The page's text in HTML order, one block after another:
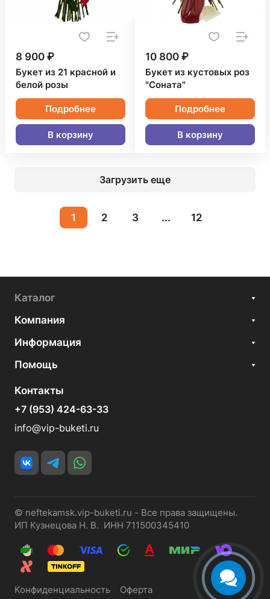
8 900 ₽
Букет из 21 красной и
белой розы
Подробнее
В корзину
10 800 ₽
Букет из кустовых роз
"Соната"
Подробнее
В корзину
Загрузить еще
1 2 3 ... 12
Каталог
Компания
Информация
Помощь
Контакты
+7 (953) 424-63-33
info@vip-buketi.ru
© neftekamsk.vip-buketi.ru - Все права защищены.
ИП Кузнецова Н. В. ИНН 711500345410
Конфиденциальность Оферта